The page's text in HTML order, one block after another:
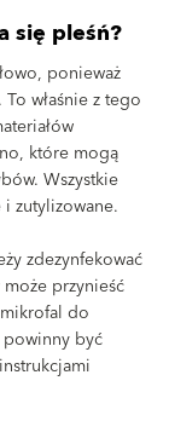
się pleśń?
ponieważ
właśnie z tego
które mogą
Wszystkie
zutylizowane.
zdezynfekować
przynieść
do
powinny być